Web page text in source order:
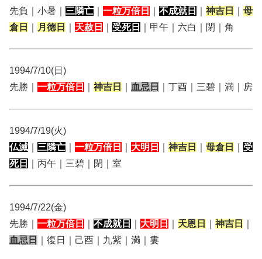
先負｜小暑｜ 三隣亡 一粒万倍日 不成就日 神吉日
母
倉日
月徳日 天赦日 受死日 ｜甲午｜六白｜閉｜角
1994/7/10(日)
先勝｜ 一粒万倍日 神吉日 血忌日 ｜丁酉｜三碧｜満｜房
1994/7/19(火)
仏滅
三隣亡 一粒万倍日 大明日 神吉日 母倉日
受
死日
｜丙午｜三碧｜閉｜室
1994/7/22(金)
先勝｜ 一粒万倍日 不成就日 大明日 天恩日 神吉日
血忌日
｜復日｜己酉｜九紫｜満｜婁